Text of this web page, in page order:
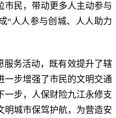
市民，带动更多人主动参与
“人人参与创城、人人助力
服务活动，既有效提升了辖
一步增强了市民的文明交通
一步，人保财险九江永修支
明城市保驾护航，为营造安